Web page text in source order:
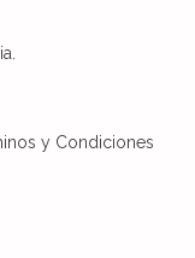
y Condiciones